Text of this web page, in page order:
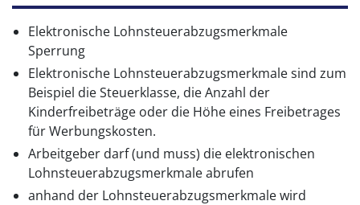
Elektronische Lohnsteuerabzugsmerkmale
Sperrung
Elektronische Lohnsteuerabzugsmerkmale sind zum
Beispiel die Steuerklasse, die Anzahl der
Kinderfreibeträge oder die Höhe eines Freibetrages
für Werbungskosten.
Arbeitgeber darf (und muss) die elektronischen
Lohnsteuerabzugsmerkmale abrufen
anhand der Lohnsteuerabzugsmerkmale wird